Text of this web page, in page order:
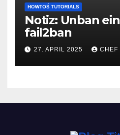
HOWTOŚ TUTORIALS
Notiz: Unban
fail2ban
27. APRIL 2025 CHEF